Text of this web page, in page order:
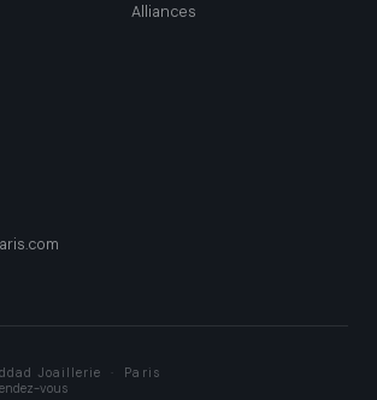
Alliances
Joaillerie · Paris
vous